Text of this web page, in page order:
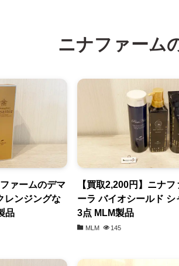
ニナファーム
ァームのデマ
レンジングな
品
【買取2,200円】ニナ
ーラ バイオシールド シ
3点 MLM製品
MLM 145